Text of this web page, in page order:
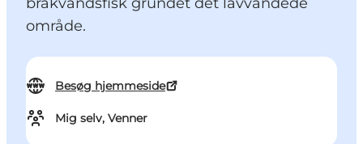
brakvandsfisk grundet det lavvandede
område.
Besøg hjemmeside
Mig selv, Venner